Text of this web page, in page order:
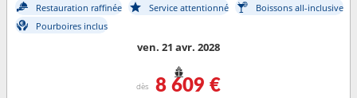
Restauration raffinée Service attentionné
Boissons all-inclusive
Pourboires inclus
ven. 21 avr. 2028
dès 8 609 €